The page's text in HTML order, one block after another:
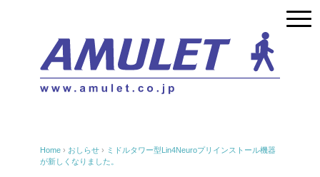
Home › おしらせ › ミドルタワー型Lin4Neuroプリインストール機器
が新しくなりました。